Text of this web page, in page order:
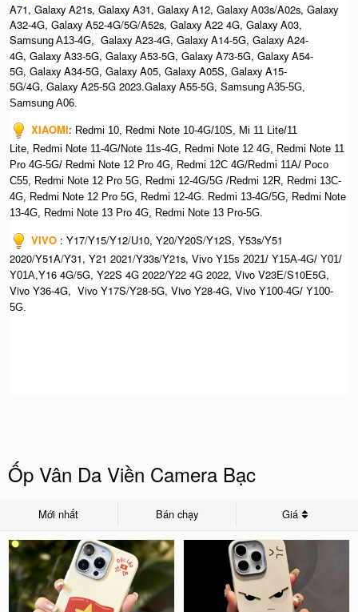
A71, Galaxy A21s, Galaxy A31, Galaxy A12, Galaxy A03s/A02s, Galaxy
A32-4G, Galaxy A52-4G/5G/A52s, Galaxy A22 4G, Galaxy A03,
Samsung A13-4G,
Galaxy A23-4G, Galaxy A14-5G, Galaxy A24-
4G, Galaxy A33-5G, Galaxy A53-5G, Galaxy A73-5G, Galaxy A54-
5G, Galaxy A34-5G, Galaxy A05, Galaxy A05S, Galaxy A15-
5G/4G, Galaxy A25-5G 2023.Galaxy A55-5G, Samsung A35-5G,
Samsung A06.
XIAOMI: Redmi 10, Redmi Note 10-4G/10S, Mi 11 Lite/11
Lite, Redmi Note 11-4G/Note 11s-4G, Redmi Note 12 4G, Redmi Note 11
Pro 4G-5G/ Redmi Note 12 Pro 4G, Redmi 12C 4G/Redmi 11A/ Poco
C55, Redmi Note 12 Pro 5G, Redmi 12-4G/5G /Redmi 12R, Redmi 13C-
4G, Redmi Note 12 Pro 5G, Redmi 12-4G. Redmi 13-4G/5G, Redmi Note
13-4G, Redmi Note 13 Pro 4G, Redmi Note 13 Pro-5G.
VIVO : Y17/Y15/Y12/U10, Y20/Y20S/Y12S, Y53s/Y51
2020/Y51A/Y31, Y21 2021/Y33s/Y21s, Vivo Y15s 2021/ Y15A-4G/ Y01/
Y01A,Y16 4G/5G, Y22S 4G 2022/Y22 4G 2022, Vivo V23E/S10E5G,
Vivo Y36-4G, Vivo Y17S/Y28-5G, Vivo Y28-4G, Vivo Y100-4G/ Y100-
5G.
Ốp Vân Da Viền Camera Bạc
Mới nhất Bán chạy Giá